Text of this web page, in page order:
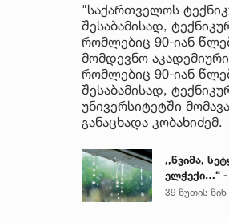
"საქართველოს
შესაბამისად,
რომლებიც 90-იან
მომდევნო
რომლებიც 90-იან
შესაბამისად,
უნივერსიტეტში
განაცხადა კობახიძემ.
,,წვიმა,
ელჭექი…“ -
უარესდება
39 წუთის წინ